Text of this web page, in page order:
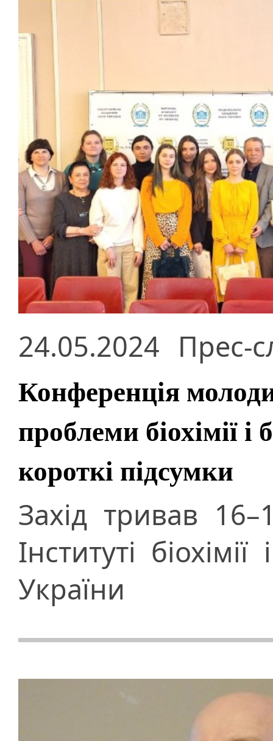
24.05.2024 Прес-
Конференція
проблеми біохімії і
короткі підсумки
Захід тривав
Інституті
України